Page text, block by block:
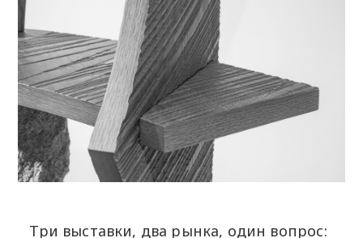
Три выставки, два рынка, один вопрос: